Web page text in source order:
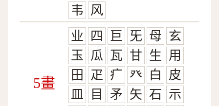
韦 风
5畫
业 四 巨 旡 母 玄
玉
瓜 瓦 甘 生
用
田
疋 疒 癶 白
皮
皿
目 矛 矢 石 示